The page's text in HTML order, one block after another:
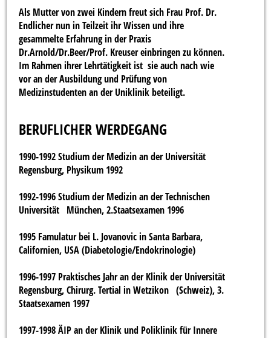
Als Mutter von zwei Kindern freut sich Frau Prof. Dr.
Endlicher nun in Teilzeit ihr Wissen und ihre
gesammelte Erfahrung in der Praxis
Dr.Arnold/Dr.Beer/Prof. Kreuser einbringen zu können.
Im Rahmen ihrer Lehrtätigkeit ist sie auch nach wie
vor an der Ausbildung und Prüfung von
Medizinstudenten an der Uniklinik beteiligt.
BERUFLICHER WERDEGANG
1990-1992 Studium der Medizin an der Universität
Regensburg, Physikum 1992
1992-1996 Studium der Medizin an der Technischen
Universität München, 2.Staatsexamen 1996
1995 Famulatur bei L. Jovanovic in Santa Barbara,
Californien, USA (Diabetologie/Endokrinologie)
1996-1997 Praktisches Jahr an der Klinik der Universität
Regensburg, Chirurg. Tertial in Wetzikon (Schweiz), 3.
Staatsexamen 1997
1997-1998 ÄIP an der Klinik und Poliklinik für Innere